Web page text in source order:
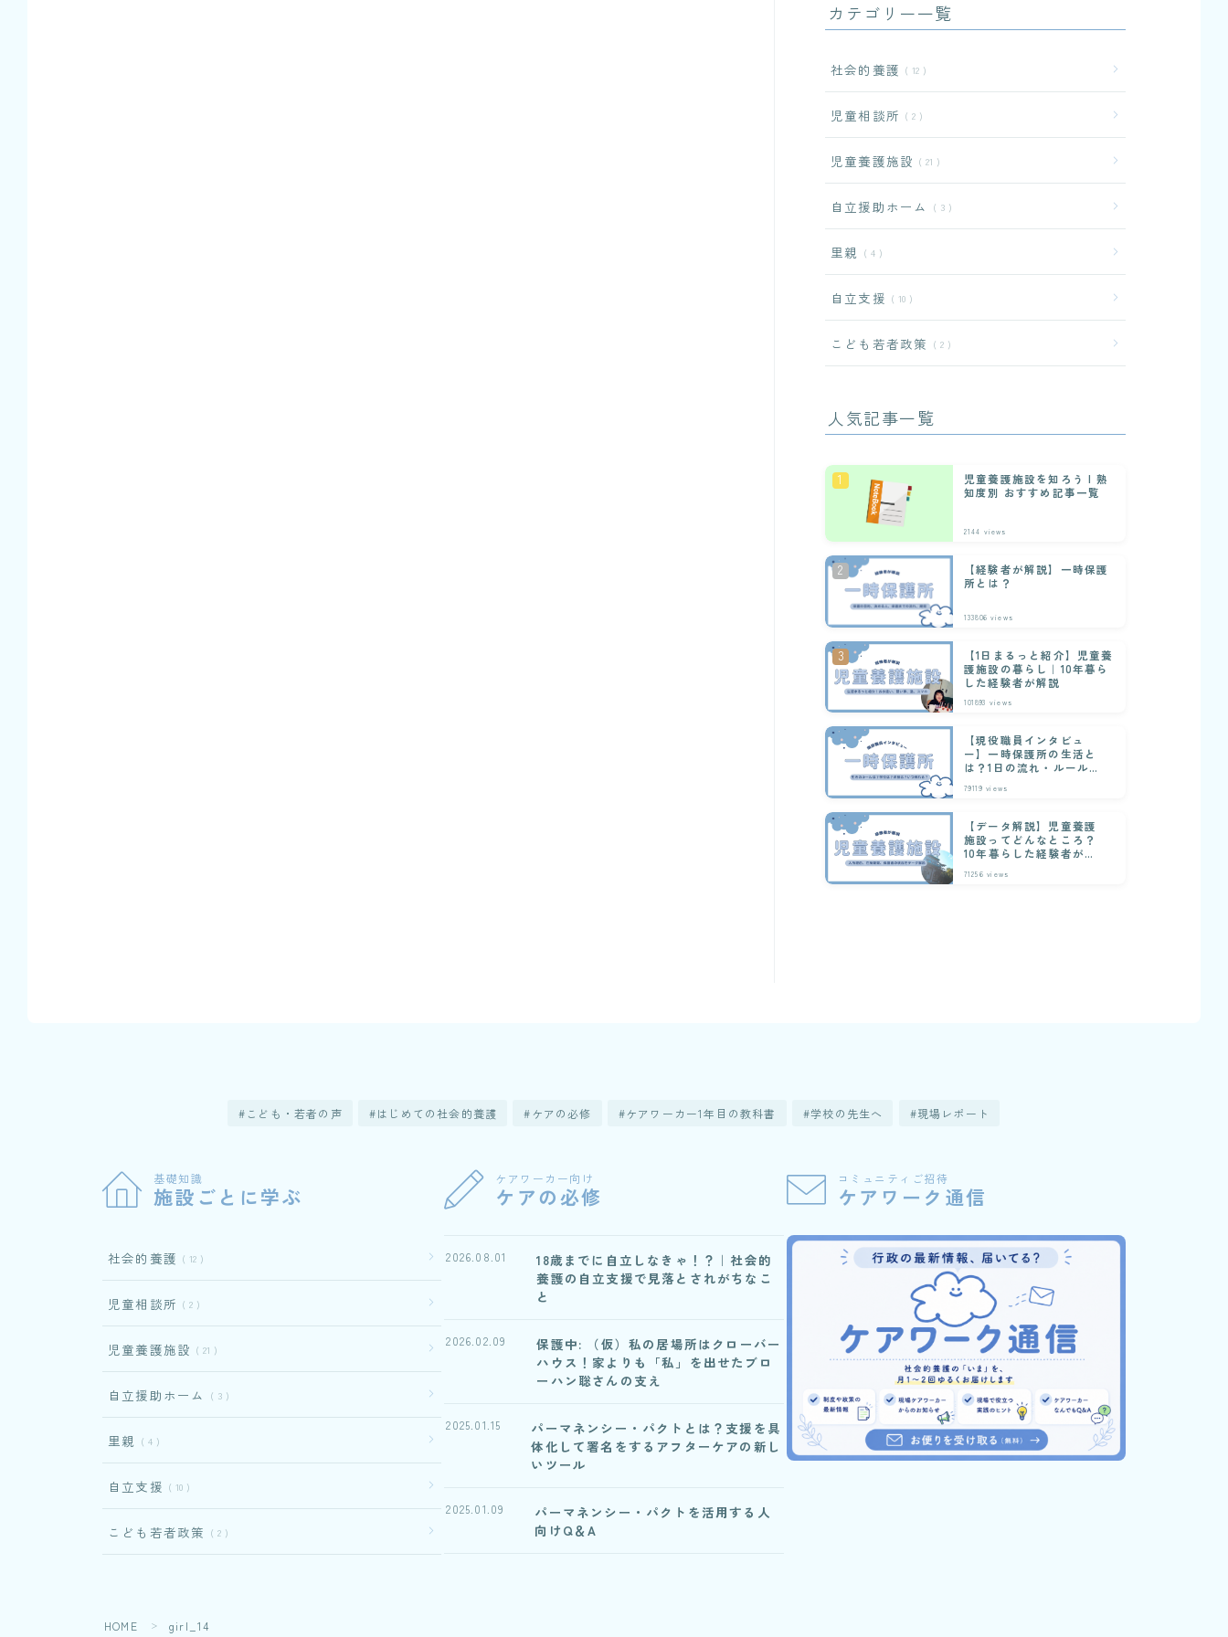
カテゴリー一覧
社会的養護 12
児童相談所 2
児童養護施設 21
自立援助ホーム 3
里親 4
自立支援 10
こども若者政策 2
人気記事一覧
児童養護施設を知ろう | 熟
知度別 おすすめ記事一覧
2144 views
【経験者が解説】一時保護
所とは？
133806 views
【1日まるっと紹介】児童養
護施設の暮らし｜10年暮ら
した経験者が解説
101893 views
【現役職員インタビュ
ー】一時保護所の生活と
は？1日の流れ・ルール・
79119 views
【データ解説】児童養護
施設ってどんなところ？
10年暮らした経験者が解
71256 views
こども・若者の声 はじめての社会的養護 ケアの必修 ケアワーカー1年目の教科書 学校の先生へ 現場レポート
基礎知識
施設ごとに学ぶ
社会的養護 12
児童相談所 2
児童養護施設 21
自立援助ホーム 3
里親 4
自立支援 10
こども若者政策 2
ケアワーカー向け
ケアの必修
18歳までに自立しなきゃ！？｜社会的
養護の自立支援で見落とされがちなこ
と
2026.08.01
保護中: （仮）私の居場所はクローバー
ハウス！家よりも「私」を出せたブロ
ーハン聡さんの支え
2026.02.09
パーマネンシー・パクトとは？支援を具
体化して署名をするアフターケアの新し
いツール
2025.01.15
パーマネンシー・パクトを活用する人
向けQ＆A
2025.01.09
コミュニティご招待
ケアワーク通信
HOME ＞ girl_14